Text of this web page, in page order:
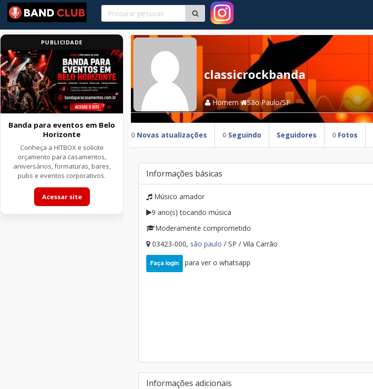
PUBLICIDADE
Banda para eventos em Belo
Horizonte
Conheça a HITBOX e solicite
orçamento para casamentos,
aniversários, formaturas, bares,
pubs e eventos corporativos.
Acessar site
classicrockbanda
Homem São Paulo/SP
0 Novas atualizações 0 Seguindo Seguidores 0 Fotos
Informações básicas
Músico amador
9 ano(s) tocando música
Moderamente comprometido
03423-000, são paulo / SP / Vila Carrão
Faça login para ver o whatsapp
Informações adicionais